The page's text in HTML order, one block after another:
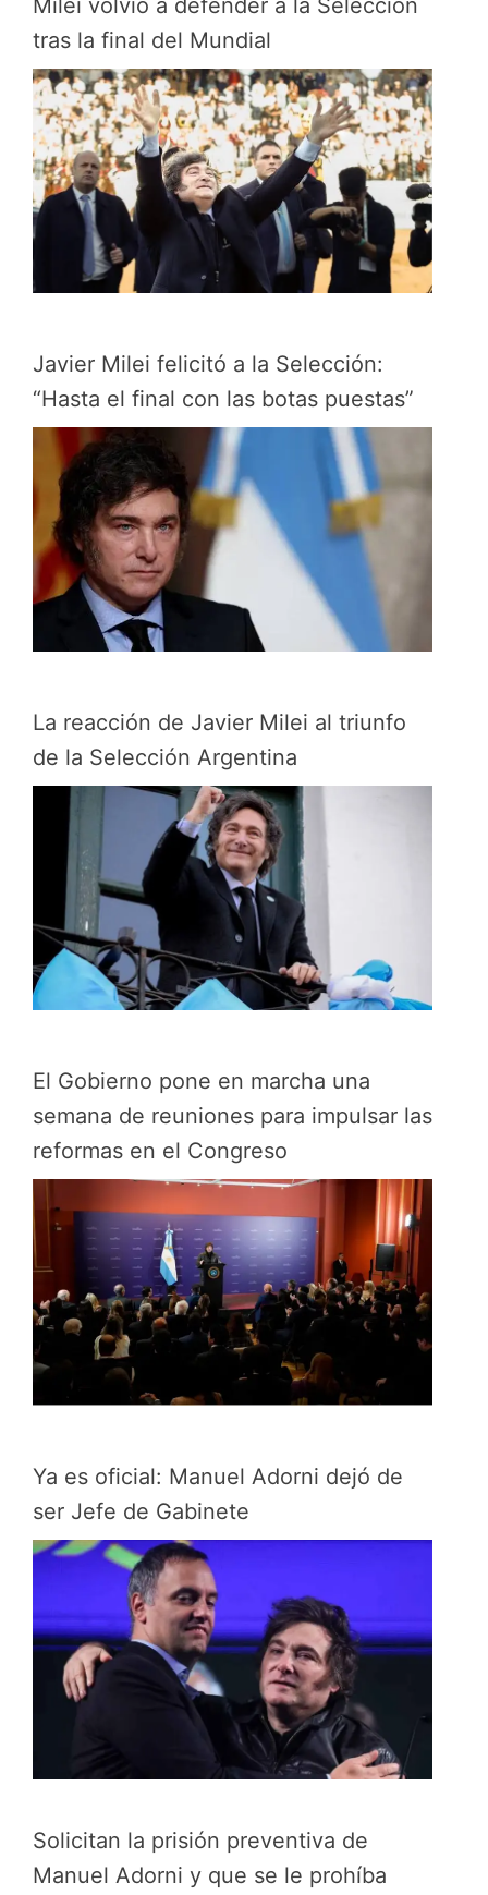
tras la final del Mundial
Javier Milei felicitó a la Selección:
“Hasta el final con las botas puestas”
La reacción de Javier Milei al triunfo
de la Selección Argentina
El Gobierno pone en marcha una
semana de reuniones para impulsar las
reformas en el Congreso
Ya es oficial: Manuel Adorni dejó de
ser Jefe de Gabinete
Solicitan la prisión preventiva de
Manuel Adorni y que se le prohíba